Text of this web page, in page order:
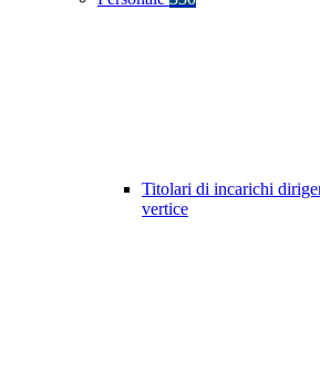
Titolari di incarichi
vertice